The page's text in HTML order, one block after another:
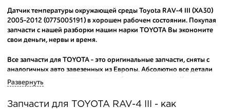
Датчик температуры окружающей среды Toyota RAV-4 III (XA30)
2005-2012 (0775005191) в хорошем рабочем состоянии. Покупая
запчасти с нашей разборки машин марки TOYOTA Вы экономите
свои деньги, нервы и время.
Все запчасти для TOYOTA - это оригинальные запчасти, сняты с
аналогичных авто завезенных из Европы. Абсолютно все детали
исправны и находятся в состоянии близком к новому. Каждая
производителя.
Развернуть
Запчасти для TOYOTA RAV-4 III - как